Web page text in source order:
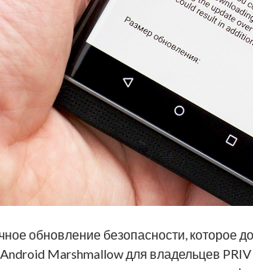
обновление безопасности, которое
Marshmallow для владельцев